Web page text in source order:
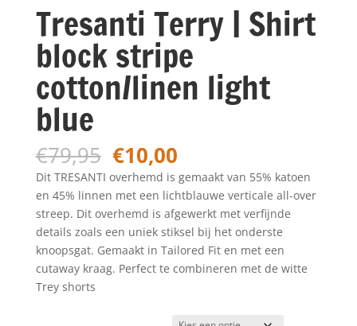
Tresanti Terry | Shirt
block stripe
cotton/linen light
blue
€79,95 Oorspronkelijke
prijs
was:
€79,95.
€10,00Huidige
prijs
is:
€10,00.
Dit TRESANTI overhemd is gemaakt van 55% katoen
en 45% linnen met een lichtblauwe verticale all-over
streep. Dit overhemd is afgewerkt met verfijnde
details zoals een uniek stiksel bij het onderste
knoopsgat. Gemaakt in Tailored Fit en met een
cutaway kraag. Perfect te combineren met de witte
Trey shorts